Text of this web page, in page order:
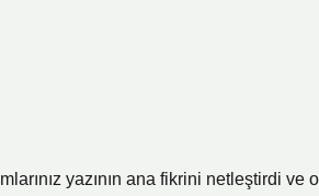
yazının ana fikrini netleştirdi ve